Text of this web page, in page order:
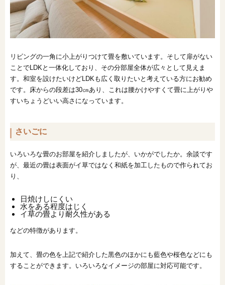
リビングの一角に小上がりつけて畳を敷いています。そして扉がない
ことでLDKと一体化しており、その分部屋全体が広々として見えま
す。和室を設けたいけどLDKも広く取りたいと考えている方にお勧め
です。床からの段差は30㎝あり、これは腰かけやすくて畳に上がりや
すいちょうどいい高さになっています。
さいごに
いろいろな畳のお部屋を紹介しましたが、いかがでしたか。余談です
が、最近の畳は表面がイ草ではなく和紙を加工したもので作られてお
り、
日焼けしにくい
水をある程度はじく
イ草の畳より耐久性がある
などの特徴があります。
加えて、畳の色を上記で紹介した黒色のほかにも藍色や桜色などにも
することができます。いろいろなイメージの部屋に対応可能です。